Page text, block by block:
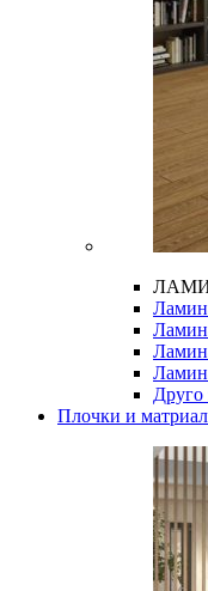
Друго
Плочки и